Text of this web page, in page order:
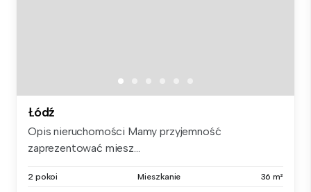
Łódź
Opis nieruchomości Mamy przyjemność
zaprezentować miesz...
2 pokoi Mieszkanie 36 m²